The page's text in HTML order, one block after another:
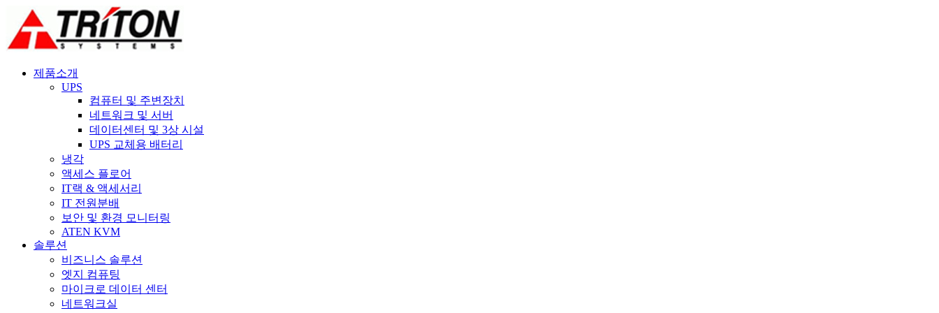
제품소개
UPS
컴퓨터 및 주변장치
네트워크 및 서버
데이터센터 및 3상 시설
UPS 교체용 배터리
냉각
액세스 플로어
IT랙 & 액세서리
IT 전원분배
보안 및 환경 모니터링
ATEN KVM
솔루션
비즈니스 솔루션
엣지 컴퓨팅
마이크로 데이터 센터
네트워크실